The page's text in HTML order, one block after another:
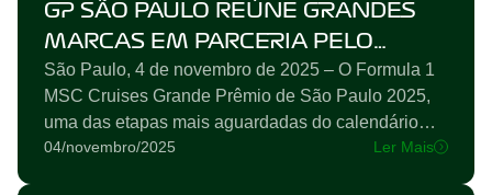
aconteceu na manhã desta sexta-feira, com reunião
seguida por volta na pista e observação dos
principais pontos do circuito, e foi acompanhada
pelo CEO do GP São...
GP SÃO PAULO REÚNE GRANDES
MARCAS EM PARCERIA PELO
SUCESSO DO EVENTO
São Paulo, 4 de novembro de 2025 – O Formula 1
MSC Cruises Grande Prêmio de São Paulo 2025,
uma das etapas mais aguardadas do calendário
mundial da Fórmula 1 e a 21ª prova da temporada,
04/novembro/2025 Ler Mais